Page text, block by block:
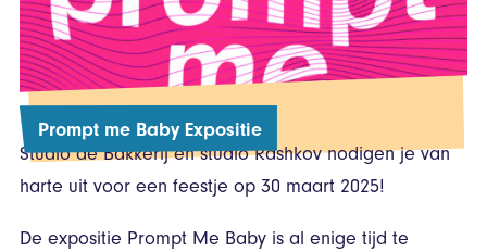
Prompt me Baby Expositie
Studio de Bakkerij en studio Rashkov nodigen je van
harte uit voor een feestje op 30 maart 2025!
De expositie Prompt Me Baby is al enige tijd te